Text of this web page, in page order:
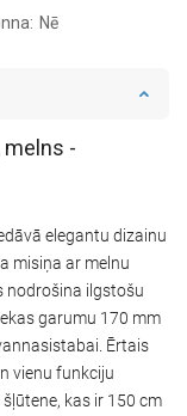
Nē
melns -
elegantu dizainu
misiņa ar melnu
nodrošina ilgstošu
garumu 170 mm
Ērtais
vienu funkciju
kas ir 150 cm